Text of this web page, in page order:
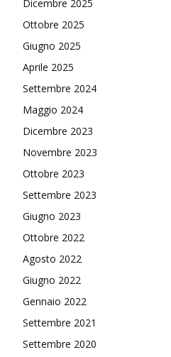
Dicembre 2025
Ottobre 2025
Giugno 2025
Aprile 2025
Settembre 2024
Maggio 2024
Dicembre 2023
Novembre 2023
Ottobre 2023
Settembre 2023
Giugno 2023
Ottobre 2022
Agosto 2022
Giugno 2022
Gennaio 2022
Settembre 2021
Settembre 2020